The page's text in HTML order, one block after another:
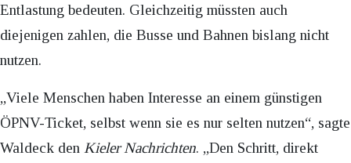
Entlastung bedeuten. Gleichzeitig müssten auch
diejenigen zahlen, die Busse und Bahnen bislang nicht
nutzen.
„Viele Menschen haben Interesse an einem günstigen
ÖPNV-Ticket, selbst wenn sie es nur selten nutzen“, sagte
Waldeck den Kieler Nachrichten. „Den Schritt, direkt